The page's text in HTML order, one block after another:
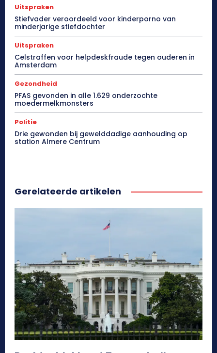
Uitspraken
Stiefvader veroordeeld voor kinderporno van
minderjarige stiefdochter
Uitspraken
Celstraffen voor helpdeskfraude tegen ouderen in
Amsterdam
Gezondheid
PFAS gevonden in alle 1.629 onderzochte
moedermelkmonsters
Politie
Drie gewonden bij gewelddadige aanhouding op
station Almere Centrum
Gerelateerde artikelen